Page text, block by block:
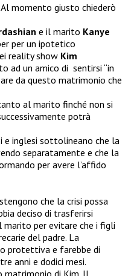
momento giusto chiederò
e il marito Kanye
per un ipotetico
reality show Kim
ad un amico di sentirsi “in
da questo matrimonio che
al marito finché non si
potrà
e inglesi sottolineano che la
separatamente e che la
per avere l’affido
che la crisi possa
deciso di trasferirsi
per evitare che i figli
del padre. La
protettiva e farebbe di
anni e dodici mesi.
matrimonio di Kim. Il